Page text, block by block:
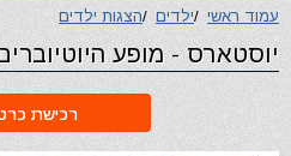
עמוד ראשי /ילדים /הצגות ילדים
יוסטארס - מופע
רכישת